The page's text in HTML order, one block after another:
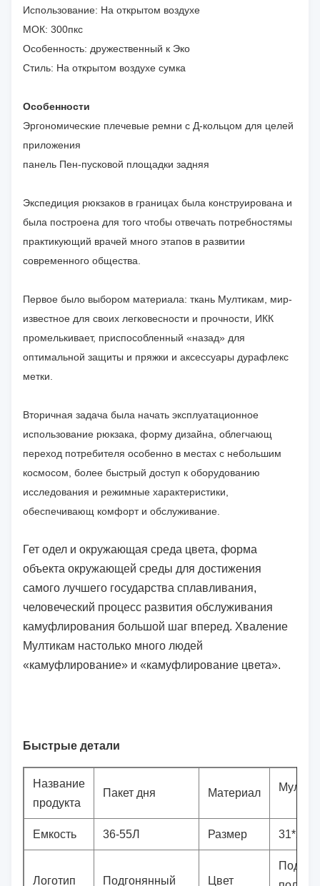
Использование: На открытом воздухе
МОК: 300пкс
Особенность: дружественный к Эко
Стиль: На открытом воздухе сумка
Особенности
Эргономические плечевые ремни с Д-кольцом для целей
приложения
панель Пен-пусковой площадки задняя
Экспедиция рюкзаков в границах была конструирована и
была построена для того чтобы отвечать потребностямы
практикующий врачей много этапов в развитии
современного общества.
Первое было выбором материала: ткань Мултикам, мир-
известное для своих легковесности и прочности, ИКК
промелькивает, приспособленный «назад» для
оптимальной защиты и пряжки и аксессуары дурафлекс
метки.
Вторичная задача была начать эксплуатационное
использование рюкзака, форму дизайна, облегчающ
переход потребителя особенно в местах с небольшим
космосом, более быстрый доступ к оборудованию
исследования и режимные характеристики,
обеспечивающ комфорт и обслуживание.
Гет одел и окружающая среда цвета, форма
объекта окружающей среды для достижения
самого лучшего государства сплавливания,
человеческий процесс развития обслуживания
камуфлирования большой шаг вперед. Хваление
Мултикам настолько много людей
«камуфлирование» и «камуфлирование цвета».
Быстрые детали
Название
продукта
Пакет дня Материал
Емкость 36-55Л Размер
Логотип Подгонянный Цвет